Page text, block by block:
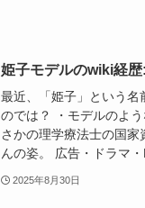
姫子モデルのwiki経
最近、「姫子」という名
のでは？ ・モデルのよ
さかの理学療法士の国
んの姿。 広告・ドラマ
2025年8月30日